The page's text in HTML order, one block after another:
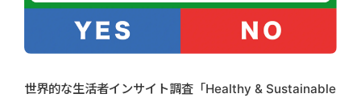
世界的な生活者インサイト調査「Healthy & Sustainable